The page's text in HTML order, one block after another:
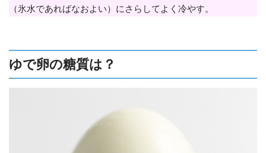
（氷水であればなおよい）にさらしてよく冷やす。
ゆで卵の糖質は？